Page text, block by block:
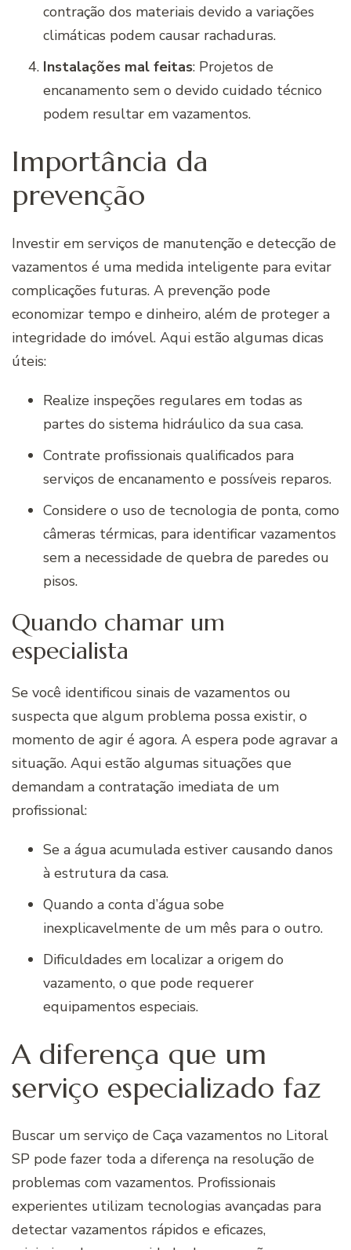
contração dos materiais devido a variações
climáticas podem causar rachaduras.
Instalações mal feitas: Projetos de
encanamento sem o devido cuidado técnico
podem resultar em vazamentos.
Importância da
prevenção
Investir em serviços de manutenção e detecção de
vazamentos é uma medida inteligente para evitar
complicações futuras. A prevenção pode
economizar tempo e dinheiro, além de proteger a
integridade do imóvel. Aqui estão algumas dicas
úteis:
Realize inspeções regulares em todas as
partes do sistema hidráulico da sua casa.
Contrate profissionais qualificados para
serviços de encanamento e possíveis reparos.
Considere o uso de tecnologia de ponta, como
câmeras térmicas, para identificar vazamentos
sem a necessidade de quebra de paredes ou
pisos.
Quando chamar um
especialista
Se você identificou sinais de vazamentos ou
suspecta que algum problema possa existir, o
momento de agir é agora. A espera pode agravar a
situação. Aqui estão algumas situações que
demandam a contratação imediata de um
profissional:
Se a água acumulada estiver causando danos
à estrutura da casa.
Quando a conta d’água sobe
inexplicavelmente de um mês para o outro.
Dificuldades em localizar a origem do
vazamento, o que pode requerer
equipamentos especiais.
A diferença que um
serviço especializado faz
Buscar um serviço de Caça vazamentos no Litoral
SP pode fazer toda a diferença na resolução de
problemas com vazamentos. Profissionais
experientes utilizam tecnologias avançadas para
detectar vazamentos rápidos e eficazes,